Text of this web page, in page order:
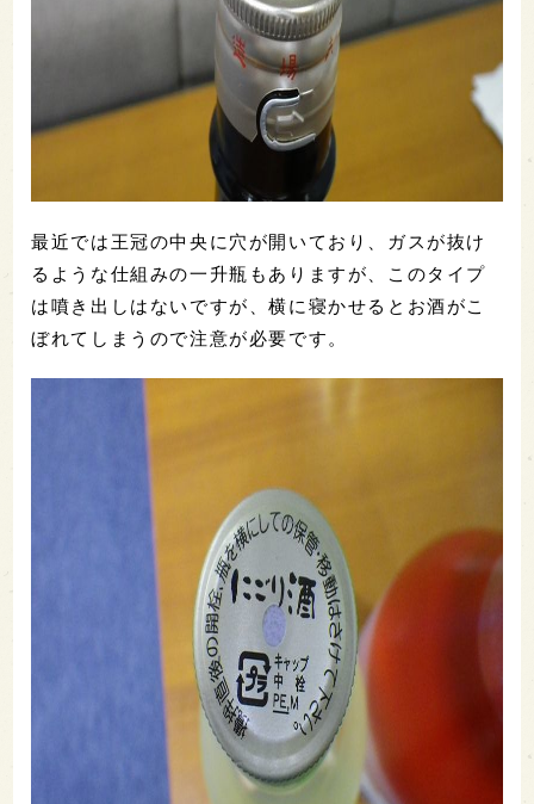
最近では王冠の中央に穴が開いており、ガスが抜け
るような仕組みの一升瓶もありますが、このタイプ
は噴き出しはないですが、横に寝かせるとお酒がこ
ぼれてしまうので注意が必要です。